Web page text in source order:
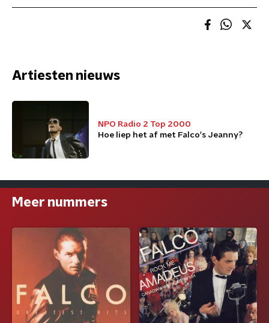
Artiesten nieuws
NPO Radio 2 Top 2000
Hoe liep het af met Falco's Jeanny?
Meer nummers